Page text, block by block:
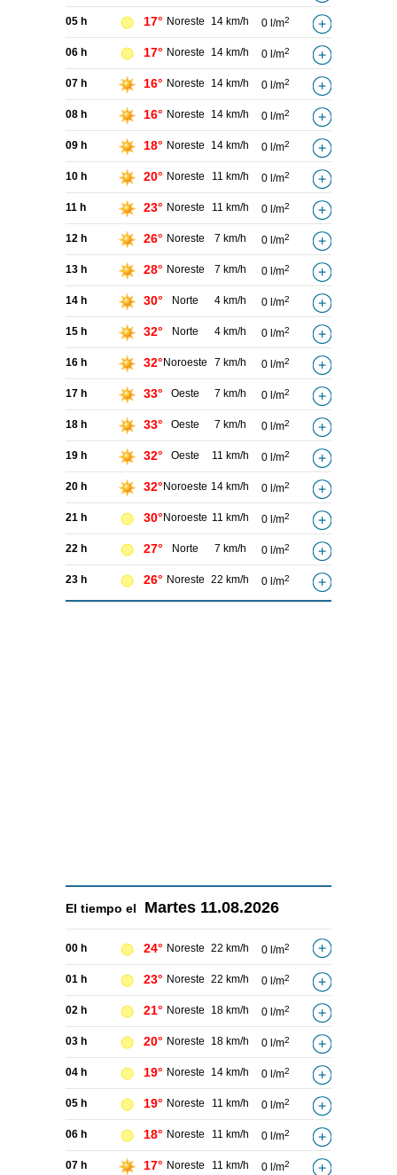
05 h 17° Noreste 14 km/h 0 l/m2
06 h 17° Noreste 14 km/h 0 l/m2
07 h 16° Noreste 14 km/h 0 l/m2
08 h 16° Noreste 14 km/h 0 l/m2
09 h 18° Noreste 14 km/h 0 l/m2
10 h 20° Noreste 11 km/h 0 l/m2
11 h 23° Noreste 11 km/h 0 l/m2
12 h 26° Noreste 7 km/h 0 l/m2
13 h 28° Noreste 7 km/h 0 l/m2
14 h 30° Norte 4 km/h 0 l/m2
15 h 32° Norte 4 km/h 0 l/m2
16 h 32° Noroeste 7 km/h 0 l/m2
17 h 33° Oeste 7 km/h 0 l/m2
18 h 33° Oeste 7 km/h 0 l/m2
19 h 32° Oeste 11 km/h 0 l/m2
20 h 32° Noroeste 14 km/h 0 l/m2
21 h 30° Noroeste 11 km/h 0 l/m2
22 h 27° Norte 7 km/h 0 l/m2
23 h 26° Noreste 22 km/h 0 l/m2
El tiempo el Martes 11.08.2026
00 h 24° Noreste 22 km/h 0 l/m2
01 h 23° Noreste 22 km/h 0 l/m2
02 h 21° Noreste 18 km/h 0 l/m2
03 h 20° Noreste 18 km/h 0 l/m2
04 h 19° Noreste 14 km/h 0 l/m2
05 h 19° Noreste 11 km/h 0 l/m2
06 h 18° Noreste 11 km/h 0 l/m2
07 h 17° Noreste 11 km/h 0 l/m2